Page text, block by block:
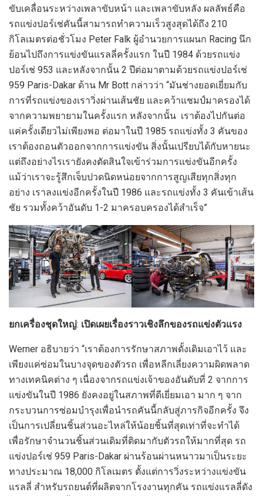
ขับเคลื่อนระหว่างเพลาขับหน้า และเพลาขับหลัง ผลลัพธ์คือ
รถแข่งปอร์เช่คันนี้สามารถทำความเร็วสูงสุดได้ถึง 210
กิโลเมตรต่อชั่วโมง Peter Falk ผู้อำนวยการแผนก Racing นึก
ย้อนไปถึงการแข่งขันแรลลี่ครั้งแรก ในปี 1984 ด้วยรถแข่ง
ปอร์เช่ 953 และหลังจากนั้น 2 ปีต่อมาตามด้วยรถแข่งปอร์เช่
959 Paris-Dakar ด้าน Mr Bott กล่าวว่า “มันช่างยอดเยี่ยมกับ
การที่รถแข่งของเราวิ่งผ่านเส้นชัย และคว้าแชมป์มาครองได้
จากความพยายามในครั้งแรก หลังจากนั้น เราต้องไปกันต่อ
แค่ครั้งเดียวไม่เพียงพอ ต่อมาในปี 1985 รถแข่งทั้ง 3 คันของ
เราต้องถอนตัวออกจากการแข่งขัน สิ่งนั้นเปรียบได้กับหายนะ
แต่ถึงอย่างไรเรายังคงตัดสินใจเข้าร่วมการแข่งขันอีกครั้ง
แม้ว่าเราจะรู้สึกเจ็บปวดนิดหน่อยจากการสูญเสียทุกสิ่งทุก
อย่าง เราลงแข่งอีกครั้งในปี 1986 และรถแข่งทั้ง 3 คันเข้าเส้น
ชัย รวมทั้งคว้าอันดับ 1-2 มาครอบครองได้สำเร็จ”
ยกเครื่องชุดใหญ่: เปิดเผยเรื่องราวเชิงลึกของรถแข่งตัวแรง
Werner อธิบายว่า “เราต้องการรักษาสภาพดั้งเดิมเอาไว้ และ
เพียงแค่ซ่อมในบางจุดของตัวรถ เพื่อหลีกเลี่ยงความผิดพลาด
ทางเทคนิคต่าง ๆ เนื่องจากรถแข่งเจ้าของอันดับที่ 2 จากการ
แข่งขันในปี 1986 ยังคงอยู่ในสภาพที่ดีเยี่ยมเอา มาก ๆ จาก
กระบวนการซ่อมบำรุงเพื่อนำรถคันนี้กลับสู่ภารกิจอีกครั้ง จึง
เป็นการเปลี่ยนชิ้นส่วนอะไหล่ให้น้อยชิ้นที่สุดเท่าที่จะทำได้
เพื่อรักษาจำนวนชิ้นส่วนเดิมที่ติดมากับตัวรถให้มากที่สุด รถ
แข่งปอร์เช่ 959 Paris-Dakar ผ่านร้อนผ่านหนาวมาเป็นระยะ
ทางประมาณ 18,000 กิโลเมตร ตั้งแต่การวิ่งระหว่างแข่งขัน
แรลลี่ สำหรับรถยนต์ที่ผลิตจากโรงงานทุกคัน รถแข่งแรลลี่ดัง